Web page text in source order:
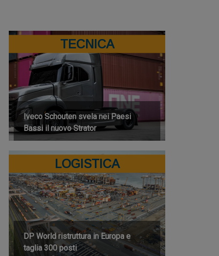
TECNICA
Iveco Schouten svela nei Paesi
Bassi il nuovo Strator
LOGISTICA
DP World ristruttura in Europa e
taglia 300 posti